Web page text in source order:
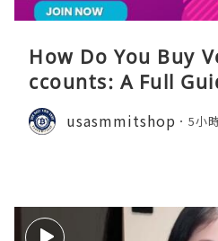
How Do You Buy
ccounts: A Full
usasmmitshop 5小